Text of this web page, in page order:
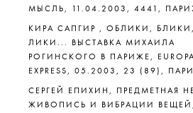
МЫСЛЬ, 11.04.2003, 4441,
КИРА САПГИР , ОБЛИКИ, БЛИКИ,
ЛИКИ... ВЫСТАВКА МИХАИЛА
РОГИНСКОГО В ПАРИЖЕ,
EXPRESS, 05.2003, 23 (89),
СЕРГЕЙ ЕПИХИН, ПРЕДМЕТНАЯ
ЖИВОПИСЬ И ВИБРАЦИИ ВЕЩЕЙ,